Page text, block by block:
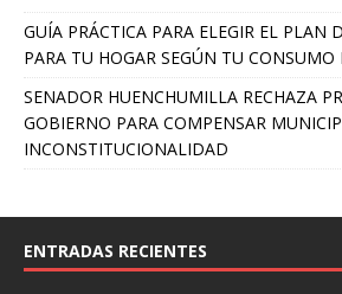
GUÍA PRÁCTICA PARA ELEGIR EL PLAN
PARA TU HOGAR SEGÚN TU CONSUMO
SENADOR HUENCHUMILLA RECHAZA
GOBIERNO PARA COMPENSAR
INCONSTITUCIONALIDAD
ENTRADAS RECIENTES